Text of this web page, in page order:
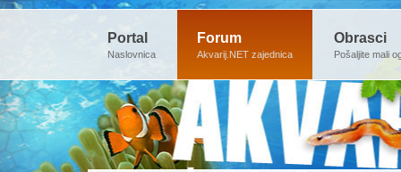
Portal
Naslovnica
Forum
Akvarij.NET zajednica
Obrasci
Pošaljite mali